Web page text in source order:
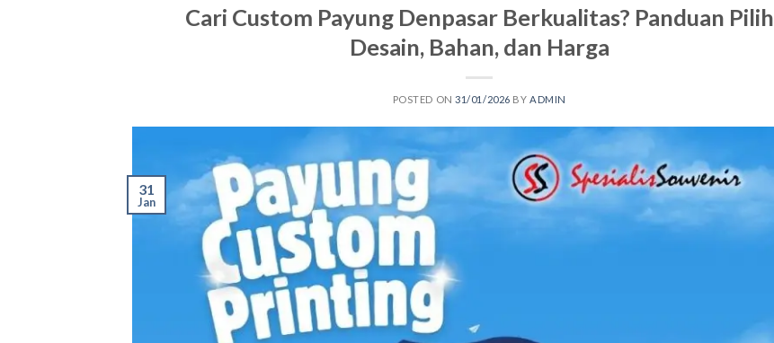
Cari Custom Payung Denpasar Berkualitas? Panduan Pilih
Desain, Bahan, dan Harga
POSTED ON31/01/2026 BYADMIN
31
Jan